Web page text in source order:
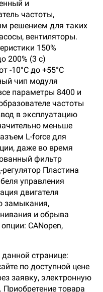
и
частоты,
решением для таких
вентиляторы.
150%
200% (3 с)
-10°C до +55°C
чип модуля
параметры 8400 и
частоты
в эксплуатацию
меньше
L-force для
даже во время
фильтр
Пластина
управления
двигателя
замыкания,
и обрыва
CANopen,
странице:
по доступной цене
заявку, электронную
товара